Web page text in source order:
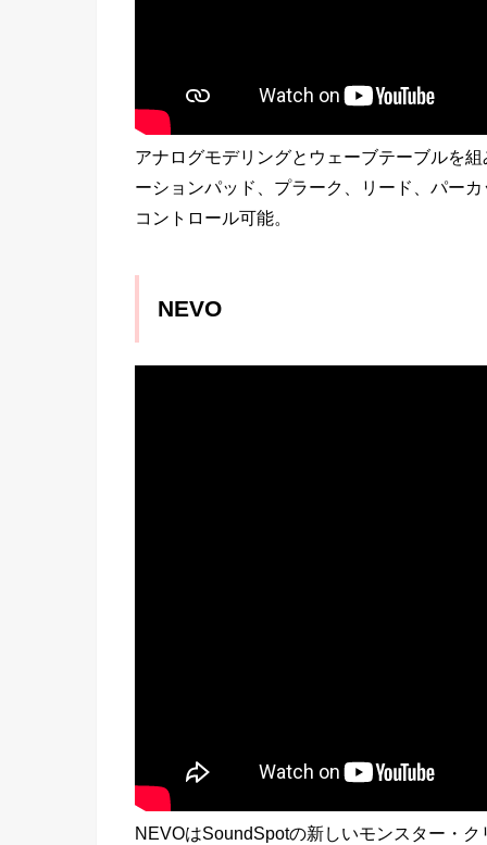
アナログモデリングとウェーブテーブルを
ーションパッド、プラーク、リード、パー
コントロール可能。
NEVO
NEVOはSoundSpotの新しいモンスター・